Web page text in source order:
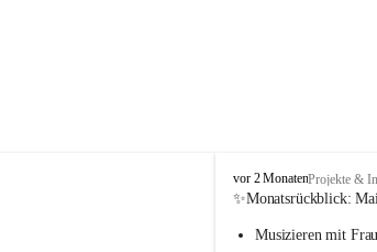
V
o
k
vor 2 MonatenProjekte &
✨Monatsrückblick:
Musizieren mit